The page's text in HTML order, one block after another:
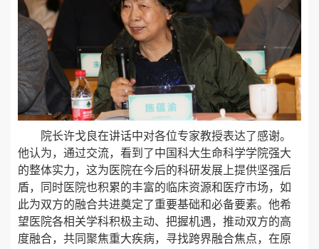
院长许戈良在讲话中对各位专家教授表达了感谢。
他认为，通过交流，看到了中国科大生命科学学院强大
的整体实力，这为医院在今后的科研发展上提供坚强后
盾，同时医院也积累的丰富的临床资源和医疗市场，如
此为双方的融合共进奠定了重要基础和必备要素。他希
望医院各相关学科积极主动、把握机遇，推动双方的高
度融合，共同聚焦重大疾病，寻找跨界融合焦点，在原